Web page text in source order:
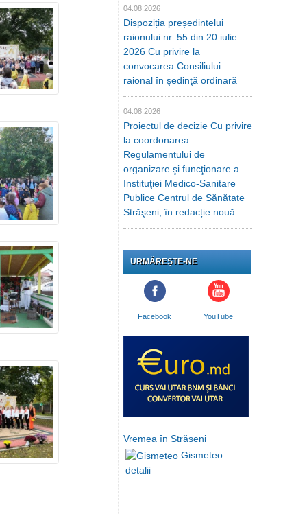
04.08.2026
Dispoziția președintelui
raionului nr. 55 din 20 iulie
2026 Cu privire la
convocarea Consiliului
raional în şedinţă ordinară
04.08.2026
Proiectul de decizie Cu privire
la coordonarea
Regulamentului de
organizare şi funcţionare a
Instituţiei Medico-Sanitare
Publice Centrul de Sănătate
Străşeni, în redacție nouă
URMĂREȘTE-NE
Facebook YouTube
Vremea în Strășeni
Gismeteo
detalii